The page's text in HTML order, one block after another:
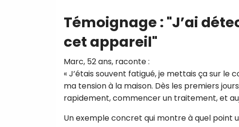
Témoignage : "J’ai
cet appareil"
Marc, 52 ans, raconte :
« J’étais souvent fatigué, je mettais ça sur le
ma tension à la maison. Dès les premiers
rapidement, commencer un traitement, et
Un exemple concret qui montre à quel point